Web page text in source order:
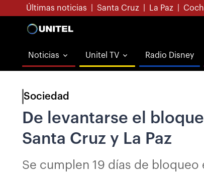
Últimas noticias Santa Cruz La Paz
Noticias Unitel TV Radio Disney
Sociedad
De levantarse el
Santa Cruz y La Paz
Se cumplen 19 días de